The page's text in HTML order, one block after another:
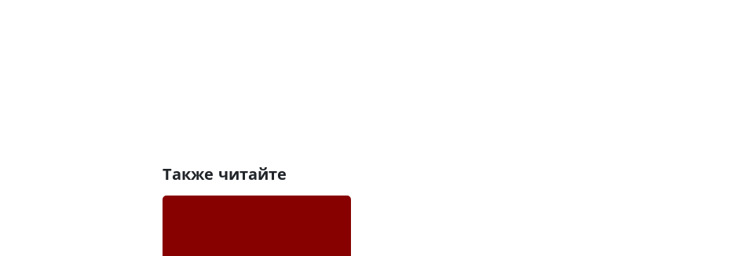
Также читайте